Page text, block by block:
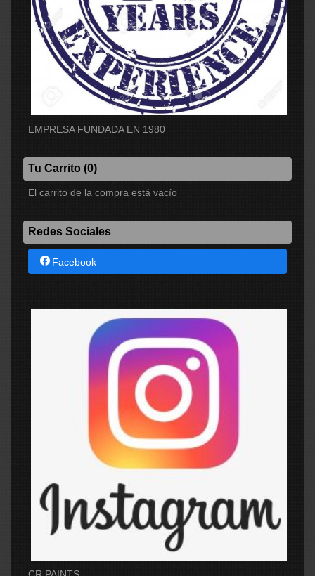
EMPRESA FUNDADA EN 1980
Tu Carrito (0)
El carrito de la compra está vacío
Redes Sociales
Facebook